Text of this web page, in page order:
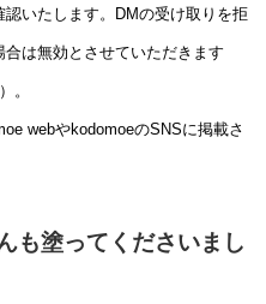
いたします。DMの受け取りを拒
は無効とさせていただきます
。
webやkodomoeのSNSに掲載さ
も塗ってくださいまし